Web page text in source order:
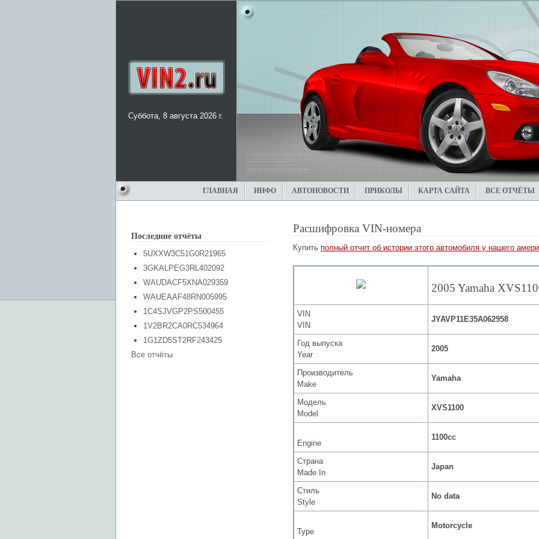
Суббота, 8 августа 2026 г.
ГЛАВНАЯ ИНФО АВТОНОВОСТИ ПРИКОЛЫ КАРТА САЙТА ВСЕ ОТЧЁТЫ
Последние отчёты
5UXXW3C51G0R21965
3GKALPEG3RL402092
WAUDACF5XNA029359
WAUEAAF48RN005995
1C4SJVGP2PS500455
1V2BR2CA0RC534964
1G1ZD5ST2RF243425
Все отчёты
Расшифровка VIN-номера
Купить полный отчет об истории этого автомобиля у нашего
2005 Yamaha
VIN
VIN
JYAVP11E35A062958
Год выпуска
Year
2005
Производитель
Make
Yamaha
Модель
Model
XVS1100
Engine
1100cc
Страна
Made In
Japan
Стиль
Style
No data
Type
Motorcycle